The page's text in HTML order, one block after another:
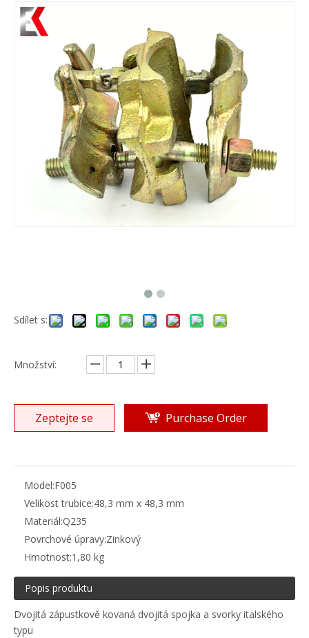
Sdílet s:
Množství:
Zeptejte se Purchase Order
Model:F005
Velikost trubice:48,3 mm x 48,3 mm
Materiál:Q235
Povrchové úpravy:Zinkový
Hmotnost:1,80 kg
Popis produktu
Dvojitá zápustkově kovaná dvojitá spojka a svorky italského
typu